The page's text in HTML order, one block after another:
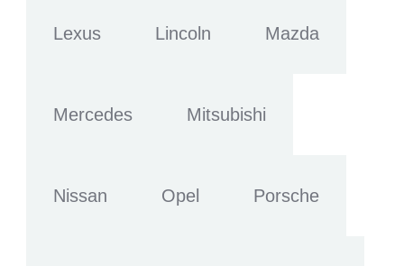
Lexus Lincoln Mazda
Mercedes Mitsubishi
Nissan Opel Porsche